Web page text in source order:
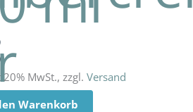
20% MwSt., zzgl. Versand
Warenkorb